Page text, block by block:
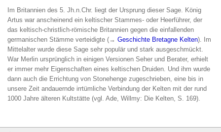
Im Britannien des 5. Jh.n.Chr. liegt der Ursprung dieser Sage. König
Artus war anscheinend ein keltischer Stammes- oder Heerführer, der
das keltisch-christlich-römische Britannien gegen die einfallenden
germanischen Stämme verteidigte (→ Geschichte Bretagne Kelten). Im
Mittelalter wurde diese Sage sehr populär und stark ausgeschmückt.
War Merlin ursprünglich in einigen Versionen Seher und Berater, erhielt
er immer mehr Eigenschaften eines keltischen Druiden. Und ihm wurde
dann auch die Errichtung von Stonehenge zugeschrieben, eine bis in
unsere Zeit andauernde irrtümliche Verbindung der Kelten mit der rund
1000 Jahre älteren Kultstätte (vgl. Ade, Willmy: Die Kelten, S. 169).